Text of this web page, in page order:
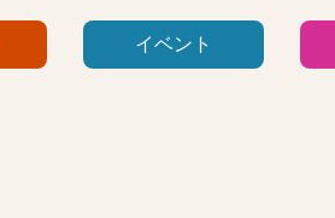
イベント